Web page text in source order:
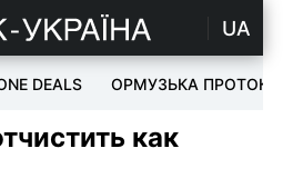
UA
DEALS ОРМУЗЬКА ПРОТОКА
как